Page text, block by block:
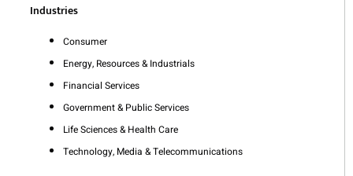
Industries
Consumer
Energy, Resources & Industrials
Financial Services
Government & Public Services
Life Sciences & Health Care
Technology, Media & Telecommunications